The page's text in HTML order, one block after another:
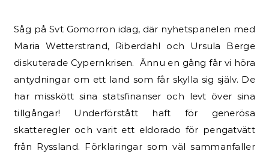
Såg på Svt Gomorron idag, där nyhetspanelen med
Maria Wetterstrand, Riberdahl och Ursula Berge
diskuterade Cypernkrisen. Ännu en gång får vi höra
antydningar om ett land som får skylla sig själv. De
har misskött sina statsfinanser och levt över sina
tillgångar! Underförstått haft för generösa
skatteregler och varit ett eldorado för pengatvätt
från Ryssland. Förklaringar som väl sammanfaller